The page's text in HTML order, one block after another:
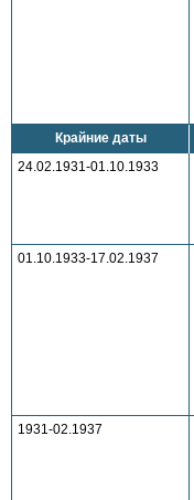
Крайние даты
24.02.1931-01.10.1933
01.10.1933-17.02.1937
1931-02.1937